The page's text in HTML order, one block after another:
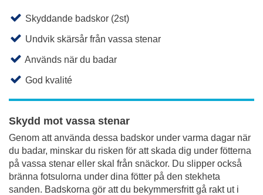
Skyddande badskor (2st)
Undvik skärsår från vassa stenar
Används när du badar
God kvalité
Skydd mot vassa stenar
Genom att använda dessa badskor under varma dagar när
du badar, minskar du risken för att skada dig under fötterna
på vassa stenar eller skal från snäckor. Du slipper också
bränna fotsulorna under dina fötter på den stekheta
sanden. Badskorna gör att du bekymmersfritt gå rakt ut i